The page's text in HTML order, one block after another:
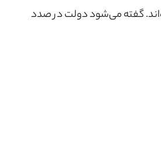
طرح استقبال کرده‌اند. گفته می‌شود دولت در صدد